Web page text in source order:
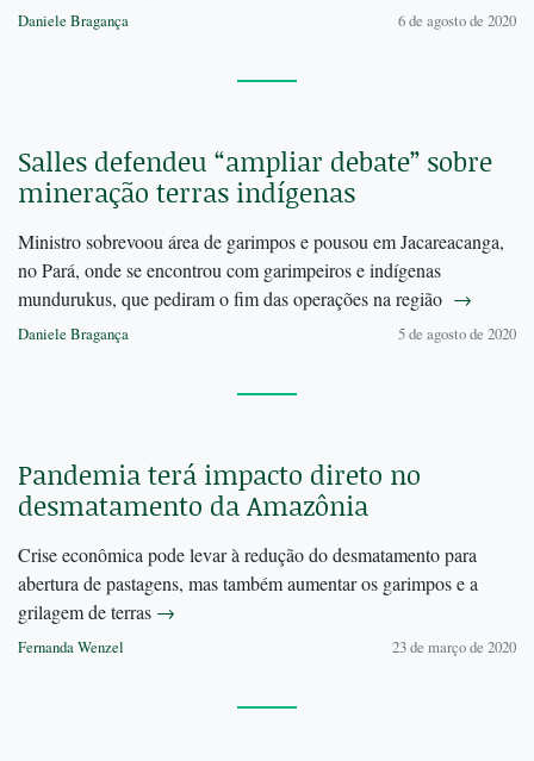
Daniele Bragança 6 de agosto de 2020
Salles defendeu “ampliar debate” sobre
mineração terras indígenas
Ministro sobrevoou área de garimpos e pousou em Jacareacanga,
no Pará, onde se encontrou com garimpeiros e indígenas
mundurukus, que pediram o fim das operações na região →
Daniele Bragança 5 de agosto de 2020
Pandemia terá impacto direto no
desmatamento da Amazônia
Crise econômica pode levar à redução do desmatamento para
abertura de pastagens, mas também aumentar os garimpos e a
grilagem de terras →
Fernanda Wenzel 23 de março de 2020